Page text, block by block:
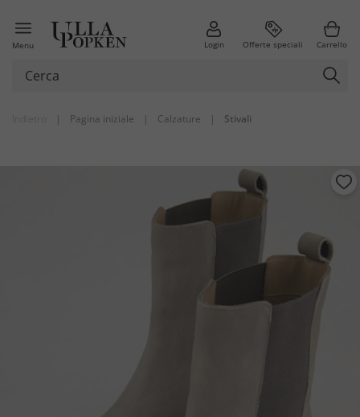
Menu Login Offerte speciali Carrello
| Pagina iniziale | Calzature | Stivali